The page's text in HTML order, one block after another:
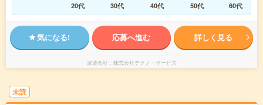
20代
30代 40代 50代 60代
気になる! 応募へ進む 詳しく見る
派遣会社 株式会社テクノ・サービス
未読